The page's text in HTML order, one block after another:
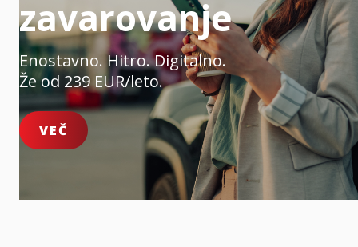
zavarovanje
Enostavno. Hitro. Digitalno.
Že od 239 EUR/leto.
VEČ